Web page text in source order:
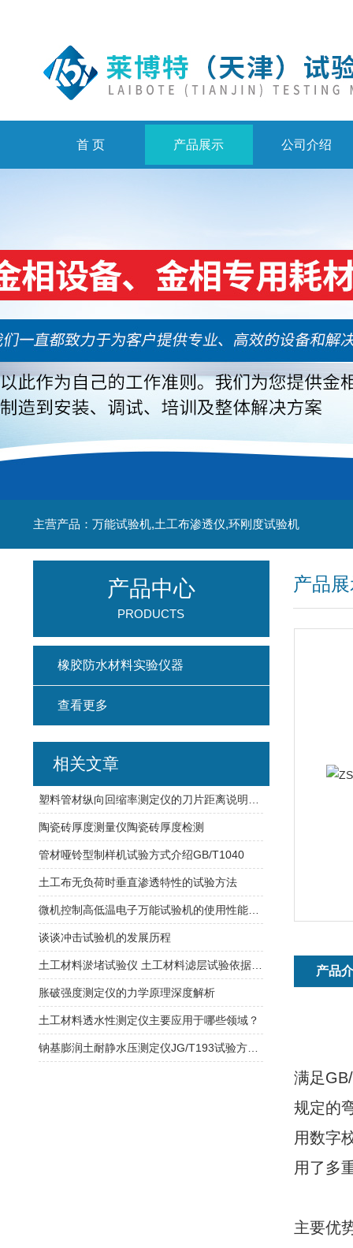
首 页 产品展示 公司介绍
主营产品：万能试验机,土工布渗透仪,环刚度试验机
产品
产品
满足
规定的
用数字
用了多
主要优
产品中心
PRODUCTS
橡胶防水材料实验仪器
查看更多
相关文章
陶瓷砖厚度测量仪陶瓷砖厚度检测
管材哑铃型制样机试验方式介绍GB/T1040
土工布无负荷时垂直渗透特性的试验方法
谈谈冲击试验机的发展历程
胀破强度测定仪的力学原理深度解析
土工材料透水性测定仪主要应用于哪些领域？